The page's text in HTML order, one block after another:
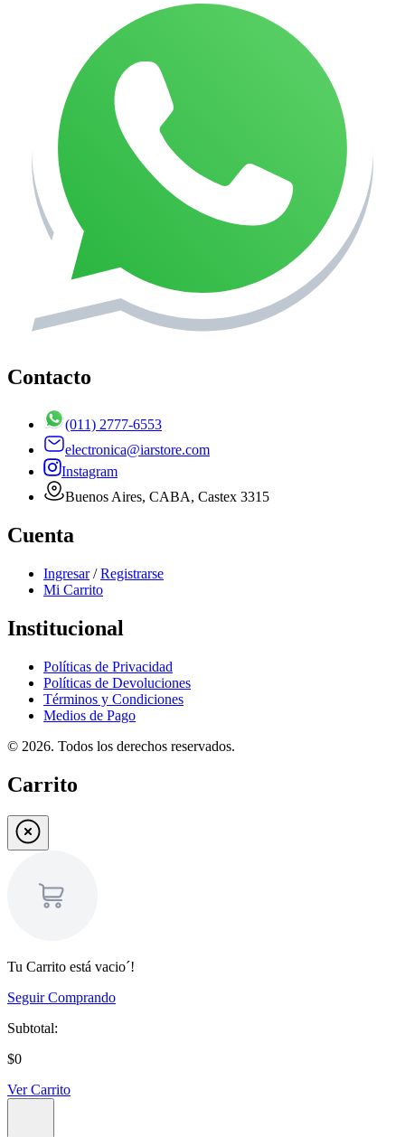
Contacto
(011) 2777-6553
electronica@iarstore.com
Instagram
Buenos Aires, CABA, Castex 3315
Cuenta
Ingresar/Registrarse
Mi Carrito
Institucional
Políticas de Privacidad
Políticas de Devoluciones
Términos y Condiciones
Medios de Pago
© 2026. Todos los derechos reservados.
Carrito
Tu Carrito está vacio´!
Seguir Comprando
Subtotal:
$0
Ver Carrito